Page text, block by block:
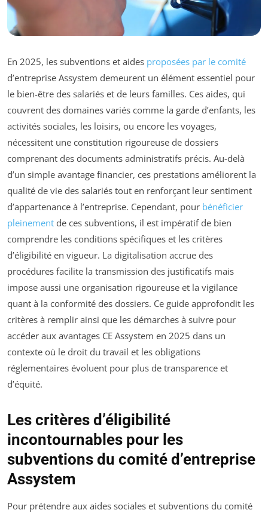
En 2025, les subventions et aides proposées par le comité
d’entreprise Assystem demeurent un élément essentiel pour
le bien-être des salariés et de leurs familles. Ces aides, qui
couvrent des domaines variés comme la garde d’enfants, les
activités sociales, les loisirs, ou encore les voyages,
nécessitent une constitution rigoureuse de dossiers
comprenant des documents administratifs précis. Au-delà
d’un simple avantage financier, ces prestations améliorent la
qualité de vie des salariés tout en renforçant leur sentiment
d’appartenance à l’entreprise. Cependant, pour bénéficier
pleinement de ces subventions, il est impératif de bien
comprendre les conditions spécifiques et les critères
d’éligibilité en vigueur. La digitalisation accrue des
procédures facilite la transmission des justificatifs mais
impose aussi une organisation rigoureuse et la vigilance
quant à la conformité des dossiers. Ce guide approfondit les
critères à remplir ainsi que les démarches à suivre pour
accéder aux avantages CE Assystem en 2025 dans un
contexte où le droit du travail et les obligations
réglementaires évoluent pour plus de transparence et
d’équité.
Les critères d’éligibilité
incontournables pour les
subventions du comité d’entreprise
Assystem
Pour prétendre aux aides sociales et subventions du comité